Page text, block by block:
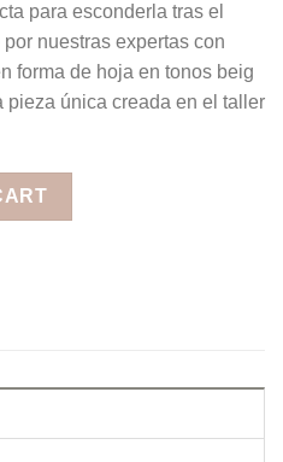
para esconderla tras el
nuestras expertas con
forma de hoja en tonos beig
pieza única creada en el taller